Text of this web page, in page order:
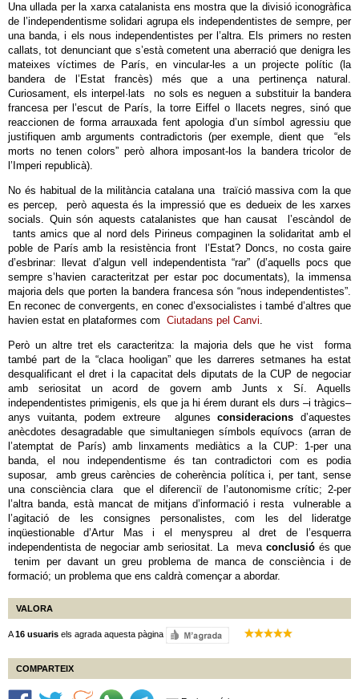
Una ullada per la xarxa catalanista ens mostra que la divisió iconogràfica
de l’independentisme solidari agrupa els independentistes de sempre, per
una banda, i els nous independentistes per l’altra. Els primers no resten
callats, tot denunciant que s’està cometent una aberració que denigra les
mateixes víctimes de París, en vincular-les a un projecte polític (la
bandera de l’Estat francès) més que a una pertinença natural.
Curiosament, els interpel·lats no sols es neguen a substituir la bandera
francesa per l’escut de París, la torre Eiffel o llacets negres, sinó que
reaccionen de forma arrauxada fent apologia d’un símbol agressiu que
justifiquen amb arguments contradictoris (per exemple, dient que “els
morts no tenen colors” però alhora imposant-los la bandera tricolor de
l’Imperi republicà).
No és habitual de la militància catalana una traïció massiva com la que
es percep, però aquesta és la impressió que es dedueix de les xarxes
socials. Quin són aquests catalanistes que han causat l’escàndol de
tants amics que al nord dels Pirineus compaginen la solidaritat amb el
poble de París amb la resistència front l’Estat? Doncs, no costa gaire
d’esbrinar: llevat d’algun vell independentista “rar” (d’aquells pocs que
sempre s’havien caracteritzat per estar poc documentats), la immensa
majoria dels que porten la bandera francesa són “nous independentistes”.
En reconec de convergents, en conec d’exsocialistes i també d’altres que
havien estat en plataformes com Ciutadans pel Canvi.
Però un altre tret els caracteritza: la majoria dels que he vist forma
també part de la “claca hooligan” que les darreres setmanes ha estat
desqualificant el dret i la capacitat dels diputats de la CUP de negociar
amb seriositat un acord de govern amb Junts x Sí. Aquells
independentistes primigenis, els que ja hi érem durant els durs –i tràgics–
anys vuitanta, podem extreure algunesconsideracions d’aquestes
anècdotes desagradable que simultaniegen símbols equívocs (arran de
l’atemptat de París) amb linxaments mediàtics a la CUP: 1-per una
banda, el nou independentisme és tan contradictori com es podia
suposar, amb greus carències de coherència política i, per tant, sense
una consciència clara que el diferenciï de l’autonomisme crític; 2-per
l’altra banda, està mancat de mitjans d’informació i resta vulnerable a
l’agitació de les consignes personalistes, com les del lideratge
inqüestionable d’Artur Mas i el menyspreu al dret de l’esquerra
independentista de negociar amb seriositat. La meva conclusió és que
tenim per davant un greu problema de manca de consciència i de
formació; un problema que ens caldrà començar a abordar.
VALORA
A16 usuaris els agrada aquesta pàgina
COMPARTEIX